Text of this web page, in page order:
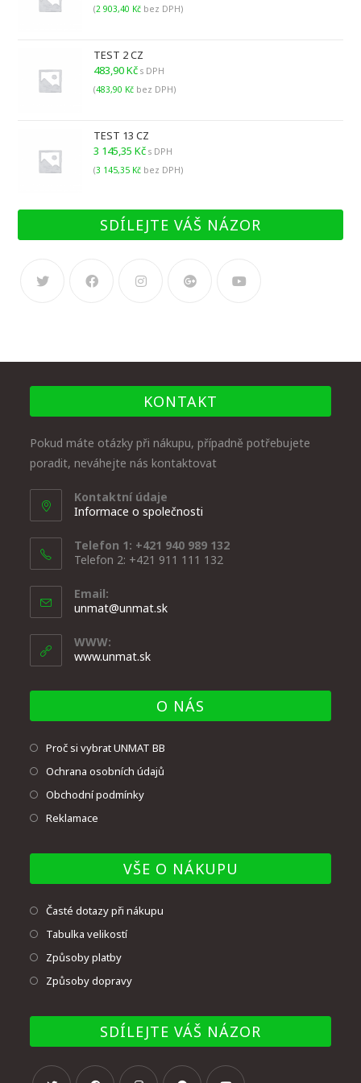
(2 903,40 Kč bez DPH)
TEST 2 CZ
483,90Kč s DPH
(483,90 Kč bez DPH)
TEST 13 CZ
3 145,35Kč s DPH
(3 145,35 Kč bez DPH)
SDÍLEJTE VÁŠ NÁZOR
KONTAKT
Pokud máte otázky při nákupu, případně potřebujete
poradit, neváhejte nás kontaktovat
Kontaktní údaje
Informace o společnosti
Telefon 1: +421 940 989 132
Telefon 2: +421 911 111 132
Email:
unmat@unmat.sk
WWW:
www.unmat.sk
O NÁS
Proč si vybrat UNMAT BB
Ochrana osobních údajů
Obchodní podmínky
Reklamace
VŠE O NÁKUPU
Časté dotazy při nákupu
Tabulka velikostí
Způsoby platby
Způsoby dopravy
SDÍLEJTE VÁŠ NÁZOR